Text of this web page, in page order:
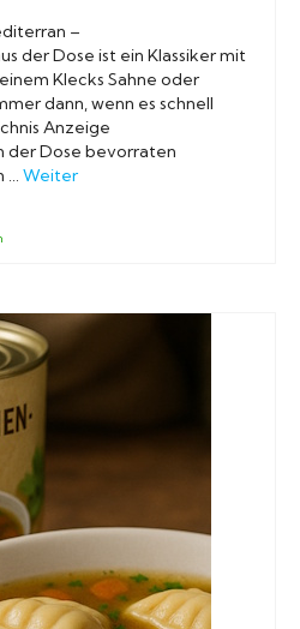
–
der Dose ist ein Klassiker mit
Klecks Sahne oder
dann, wenn es schnell
Anzeige
der Dose bevorraten
… Weiter